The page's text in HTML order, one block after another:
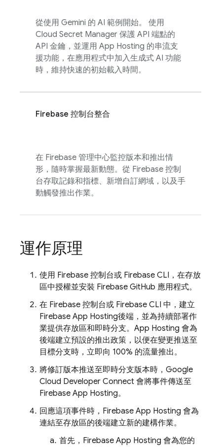
從使用 Gemini 的 AI 範例開始。 使用
Cloud Secret Manager 保護 API 端點的
API 金鑰，並運用 App Hosting 的串流支
援功能，在應用程式中加入生成式 AI 功能
時，維持快速的初始載入時間。
Firebase 控制台整合
在 Firebase 管理中心監控版本和推出情
形，隨時掌握最新動態。從 Firebase 控制
台存取記錄和指標、新增自訂網域，以及手
動觸發推出作業。
運作原理
使用 Firebase 控制台或 Firebase CLI，在存放
區中授權並安裝 Firebase GitHub 應用程式。
在 Firebase 控制台或 Firebase CLI 中，建立
Firebase App Hosting後端，並為持續部署作
業提供存放區和即時分支。 App Hosting 會為
後端建立預設的推出政策，以便在變更推送至
目標分支時，立即向 100% 的流量推出。
將修訂版本推送至即時分支版本時，Google
Cloud Developer Connect 會將事件傳送至
Firebase App Hosting。
回應這項事件時， Firebase App Hosting 會為
連結至存放區的後端建立新的建構作業。
首先， Firebase App Hosting 會為您的